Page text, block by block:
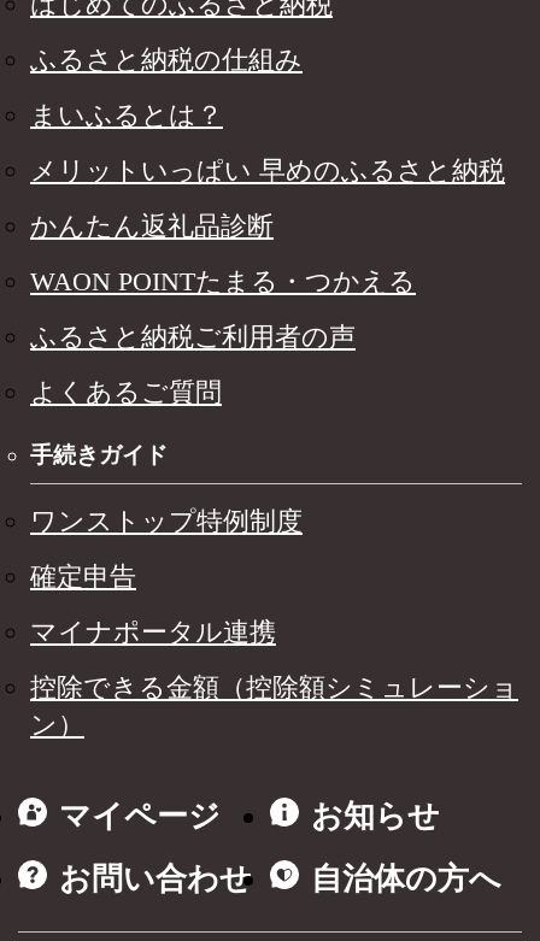
ふるさと納税の仕組み
まいふるとは？
メリットいっぱい 早めのふるさと納税
かんたん返礼品診断
WAON POINTたまる・つかえる
ふるさと納税ご利用者の声
よくあるご質問
手続きガイド
ワンストップ特例制度
確定申告
マイナポータル連携
控除できる金額（控除額シミュレーショ
ン）
マイページ
お知らせ
お問い合わせ
自治体の方へ